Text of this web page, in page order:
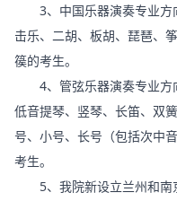
3、中国乐器演奏专业方
击乐、二胡、板胡、琵琶、
篌的考生。
4、管弦乐器演奏专业方
低音提琴、竖琴、长笛、双
号、小号、长号（包括次中
考生。
5、我院新设立兰州和南